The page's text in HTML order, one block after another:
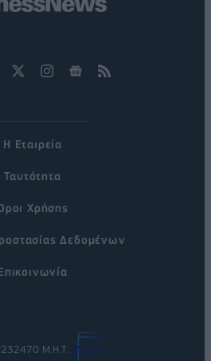
Η Εταιρεία
Ταυτότητα
Χρήσης
Δεδομένων
Μ.Η.Τ.